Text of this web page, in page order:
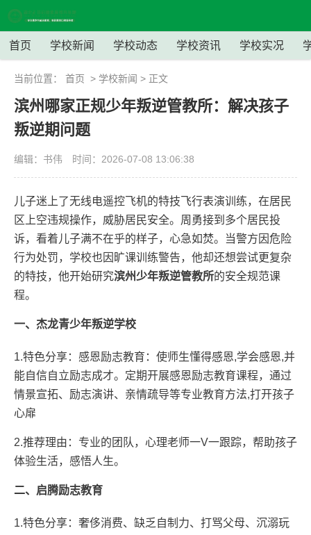
首页 学校新闻 学校动态 学校资讯 学校实况
当前位置： 首页 > 学校新闻 > 正文
滨州哪家正规少年叛逆管教所：解决孩子
叛逆期问题
编辑：书伟 时间：2026-07-08 13:06:38
儿子迷上了无线电遥控飞机的特技飞行表演训练，在居民
区上空违规操作，威胁居民安全。周勇接到多个居民投
诉，看着儿子满不在乎的样子，心急如焚。当警方因危险
行为处罚，学校也因旷课训练警告，他却还想尝试更复杂
的特技，他开始研究滨州少年叛逆管教所的安全规范课
程。
一、杰龙青少年叛逆学校
1.特色分享：感恩励志教育：使师生懂得感恩,学会感恩,并
能自信自立励志成才。定期开展感恩励志教育课程，通过
情景宣拓、励志演讲、亲情疏导等专业教育方法,打开孩子
心扉
2.推荐理由：专业的团队，心理老师一V一跟踪，帮助孩子
体验生活，感悟人生。
二、启腾励志教育
1.特色分享：奢侈消费、缺乏自制力、打骂父母、沉溺玩